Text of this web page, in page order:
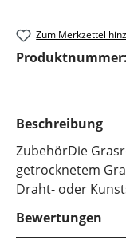
Zum Merkzettel
Produktnummer:
Beschreibung
ZubehörDie
getrocknetem
Draht- oder
Bewertungen